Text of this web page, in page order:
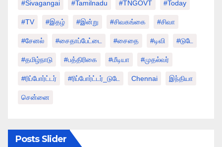
#sivagangai #tamilnadu #TNGOVT #today
#TV #இதழ் #இன்று #சிவகங்கை #சிவா
#சேனல் #சைதாப்பேட்டை #சைதை #டிவி #டுடே
#தமிழ்நாடு #பத்திரிகை #மீடியா #முதல்வர்
#ரிப்போர்ட்டர் #ரிப்போர்ட்டர்_டுடே Chennai இந்தியா
சென்னை
Posts Slider